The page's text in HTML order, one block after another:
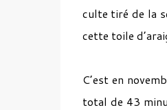
culte tiré de la
cette toile
C’est en
total de 43